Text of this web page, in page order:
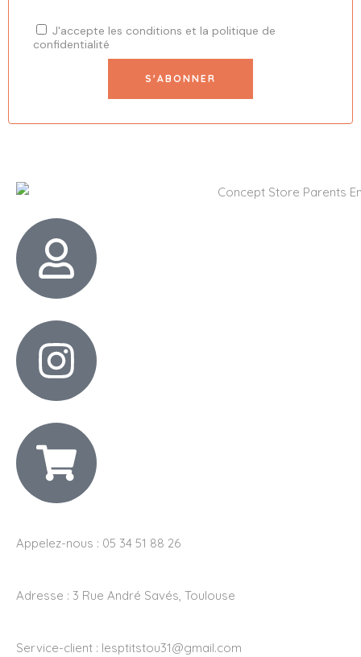
J'accepte les conditions et la politique de
confidentialité
Appelez-nous : 05 34 51 88 26
Adresse : 3 Rue André Savés, Toulouse
Service-client : lesptitstou31@gmail.com